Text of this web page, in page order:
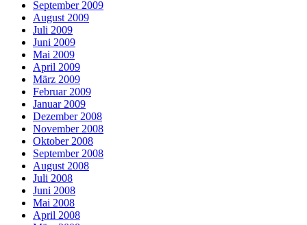
September 2009
August 2009
Juli 2009
Juni 2009
Mai 2009
April 2009
März 2009
Februar 2009
Januar 2009
Dezember 2008
November 2008
Oktober 2008
September 2008
August 2008
Juli 2008
Juni 2008
Mai 2008
April 2008